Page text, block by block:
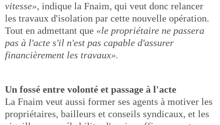
vitesse», indique la Fnaim, qui veut donc relancer
les travaux d'isolation par cette nouvelle opération.
Tout en admettant que «le propriétaire ne passera
pas à l'acte s'il n'est pas capable d'assurer
financièrement les travaux».
Un fossé entre volonté et passage à l'acte
La Fnaim veut aussi former ses agents à motiver les
propriétaires, bailleurs et conseils syndicaux, et les